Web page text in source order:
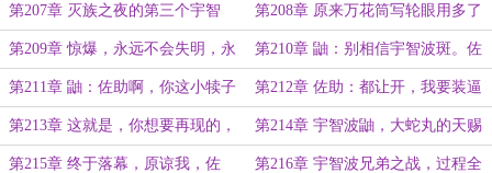
豆哟，痛恨我吧【二更】 【三更】
第207章 灭族之夜的第三个宇智
波，到底是谁？【四更】
第208章 原来万花筒写轮眼用多了
会瞎啊
第209章 惊爆，永远不会失明，永
恒万花筒的秘密！
第210章 鼬：别相信宇智波斑。佐
助：我不听【三更】
第211章 鼬：佐助啊，你这小犊子
长大啦【四更，求月票】
第212章 佐助：都让开，我要装逼
了
第213章 这就是，你想要再现的，
我死亡时候的样子么？
第214章 宇智波鼬，大蛇丸的天赐
克星
第215章 终于落幕，原谅我，佐 第216章 宇智波兄弟之战，过程全